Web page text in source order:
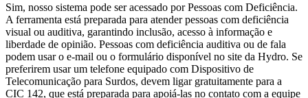
Sim, nosso sistema pode ser acessado por Pessoas com Deficiência.
A ferramenta está preparada para atender pessoas com deficiência
visual ou auditiva, garantindo inclusão, acesso à informação e
liberdade de opinião. Pessoas com deficiência auditiva ou de fala
podem usar o e-mail ou o formulário disponível no site da Hydro. Se
preferirem usar um telefone equipado com Dispositivo de
Telecomunicação para Surdos, devem ligar gratuitamente para a
CIC 142, que está preparada para apoiá-las no contato com a equipe